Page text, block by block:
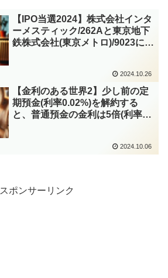
【IPO当選2024】株式会社インタ
ーメスティック/262Aと東京地下
鉄株式会社(東京メトロ)/9023に連
2024.10.26
【金利のある世界2】少し前の定
期預金(利率0.02%)を解約する
と、普通預金の金利は5倍(利率
2024.10.06
スポンサーリンク